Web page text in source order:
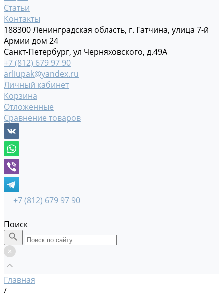
Статьи
Контакты
188300 Ленинградская область, г. Гатчина, улица 7-й
Армии дом 24
Санкт-Петербург, ул Черняховского, д.49А
+7 (812) 679 97 90
arliupak@yandex.ru
Личный кабинет
Корзина
Отложенные
Сравнение товаров
+7 (812) 679 97 90
Поиск
Главная
/